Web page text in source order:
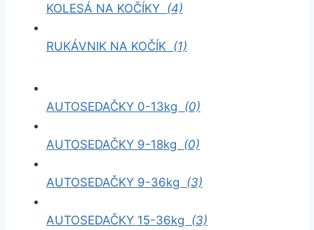
KOLESÁ NA KOČÍKY (4)
RUKÁVNIK NA KOČÍK (1)
AUTOSEDAČKY 0-13kg (0)
AUTOSEDAČKY 9-18kg (0)
AUTOSEDAČKY 9-36kg (3)
AUTOSEDAČKY 15-36kg (3)